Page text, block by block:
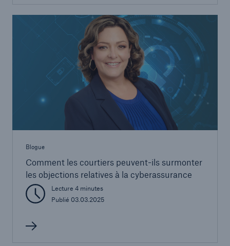
Blogue
Comment les courtiers peuvent-ils surmonter
les objections relatives à la cyberassurance
Lecture 4 minutes
Publié 03.03.2025